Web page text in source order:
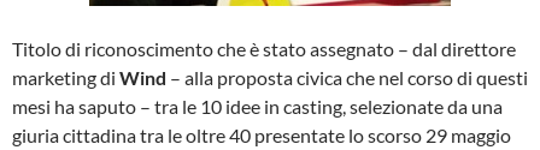
Titolo di riconoscimento che è stato assegnato – dal direttore
marketing di Wind – alla proposta civica che nel corso di questi
mesi ha saputo – tra le 10 idee in casting, selezionate da una
giuria cittadina tra le oltre 40 presentate lo scorso 29 maggio